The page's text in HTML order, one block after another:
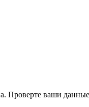
Проверте ваши